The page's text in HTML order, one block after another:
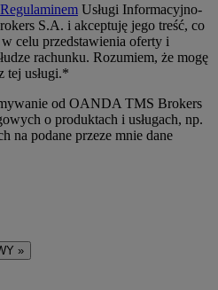
Regulaminem Usługi Informacyjno-
S.A. i akceptuję jego treść, co
celu przedstawienia oferty i
rachunku. Rozumiem, że mogę
tej usługi.*
od OANDA TMS Brokers
o produktach i usługach, np.
na podane przeze mnie dane
»